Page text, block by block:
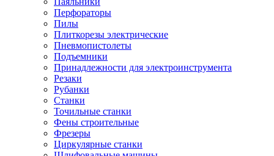
Перфораторы
Пилы
Плиткорезы электрические
Пневмопистолеты
Подъемники
Принадлежности для электроинструмента
Резаки
Рубанки
Станки
Точильные станки
Фены строительные
Фрезеры
Циркулярные станки